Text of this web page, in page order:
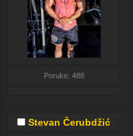
Poruke: 488
Stevan Čerubdžić